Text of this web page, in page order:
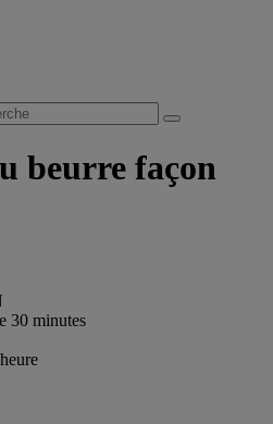
beurre façon
30 minutes